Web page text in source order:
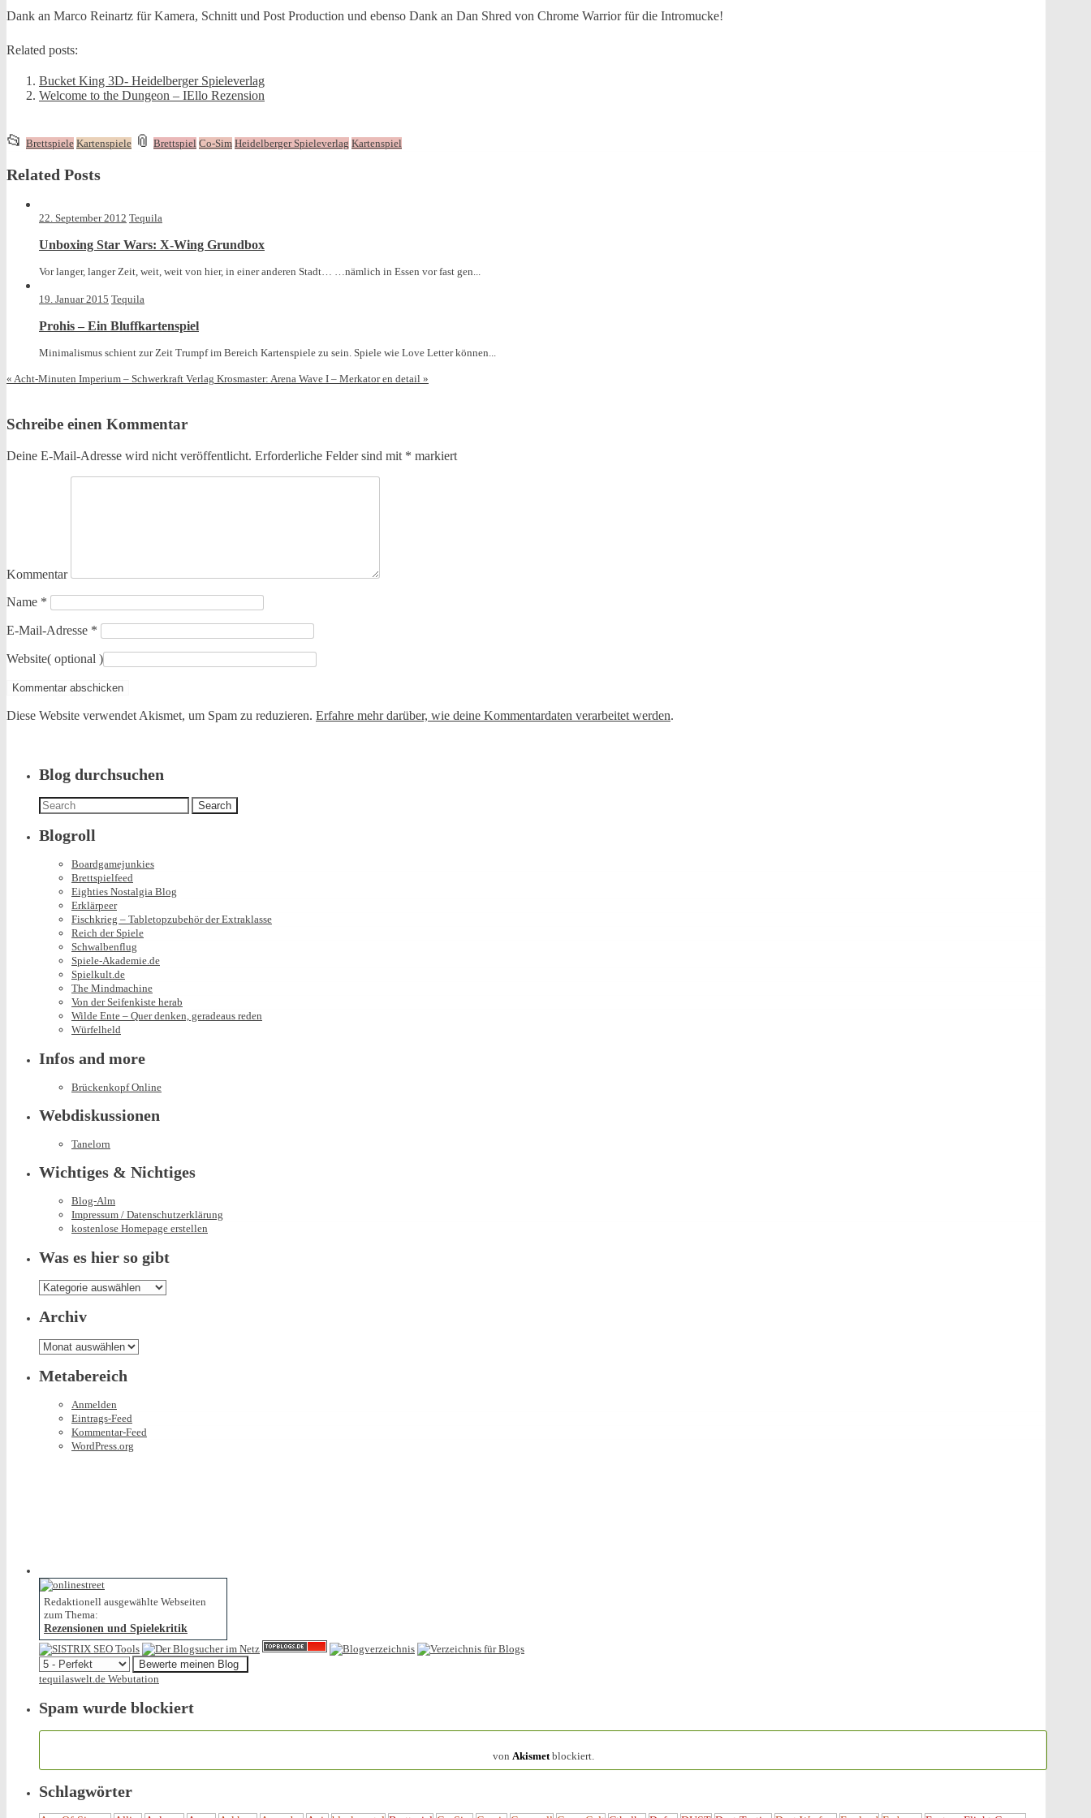
Dank an Marco Reinartz für Kamera, Schnitt und Post Production und ebenso Dank an Dan Shred von Chrome Warrior für die Intromucke!
Related posts:
Bucket King 3D- Heidelberger Spieleverlag
Welcome to the Dungeon – IEllo Rezension
📂 This
was
posted
Brettspiele Kartenspiele 📎 and
Brettspiel Co-Sim Heidelberger Spieleverlag Kartenspiel
Related Posts
22. September 2012 Tequila
Unboxing Star Wars: X-Wing Grundbox
Vor langer, langer Zeit, weit, weit von hier, in einer anderen Stadt… …nämlich in Essen vor fast gen...
19. Januar 2015 Tequila
Prohis – Ein Bluffkartenspiel
Minimalismus schient zur Zeit Trumpf im Bereich Kartenspiele zu sein. Spiele wie Love Letter können...
« Acht-Minuten Imperium – Schwerkraft Verlag Krosmaster: Arena Wave I – Merkator en detail »
Schreibe einen Kommentar
Deine E-Mail-Adresse wird nicht veröffentlicht. Erforderliche Felder sind mit * markiert
Kommentar
Name *
E-Mail-Adresse *
Website( optional )
Diese Website verwendet Akismet, um Spam zu reduzieren. Erfahre mehr darüber, wie deine Kommentardaten verarbeitet werden.
Blog durchsuchen
Search
for:
Blogroll
Boardgamejunkies
Brettspielfeed
Eighties Nostalgia Blog
Erklärpeer
Fischkrieg – Tabletopzubehör der Extraklasse
Reich der Spiele
Schwalbenflug
Spiele-Akademie.de
Spielkult.de
The Mindmachine
Von der Seifenkiste herab
Wilde Ente – Quer denken, geradeaus reden
Würfelheld
Infos and more
Brückenkopf Online
Webdiskussionen
Tanelorn
Wichtiges & Nichtiges
Blog-Alm
Impressum / Datenschutzerklärung
kostenlose Homepage erstellen
Was es hier so gibt
Was
es
hier
so
gibt
Archiv
Archiv
Metabereich
Anmelden
Eintrags-Feed
Kommentar-Feed
WordPress.org
Redaktionell ausgewählte Webseiten
zum Thema:
Rezensionen und Spielekritik
tequilaswelt.de Webutation
Spam wurde blockiert
von Akismetblockiert.
Schlagwörter